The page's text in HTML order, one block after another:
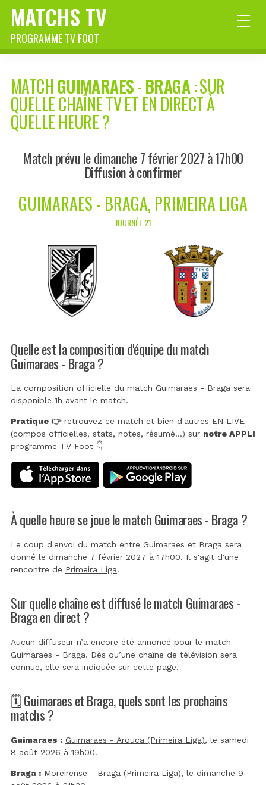
MATCHS TV
PROGRAMME TV FOOT
MATCHGUIMARAES-BRAGA: SUR
QUELLE CHAÎNE TV ET EN DIRECT À
QUELLE HEURE ?
Match prévu le dimanche 7 février 2027 à 17h00
Diffusion à confirmer
GUIMARAES - BRAGA, PRIMEIRA LIGA
JOURNÉE 21
Quelle est la composition d'équipe du match
Guimaraes - Braga ?
La composition officielle du match Guimaraes - Braga sera
disponible 1h avant le match.
Pratique 👉retrouvez ce match et bien d'autres EN LIVE
(compos officielles, stats, notes, résumé...) sur notre APPLI
programme TV Foot 👇
À quelle heure se joue le match Guimaraes - Braga ?
Le coup d'envoi du match entre Guimaraes et Braga sera
donné le dimanche 7 février 2027 à 17h00. Il s'agit d'une
rencontre de Primeira Liga.
Sur quelle chaîne est diffusé le match Guimaraes -
Braga en direct ?
Aucun diffuseur n’a encore été annoncé pour le match
Guimaraes - Braga. Dès qu’une chaîne de télévision sera
connue, elle sera indiquée sur cette page.
🗓️ Guimaraes et Braga, quels sont les prochains
matchs ?
Guimaraes : Guimaraes - Arouca (Primeira Liga), le samedi
8 août 2026 à 19h00.
Braga : Moreirense - Braga (Primeira Liga), le dimanche 9